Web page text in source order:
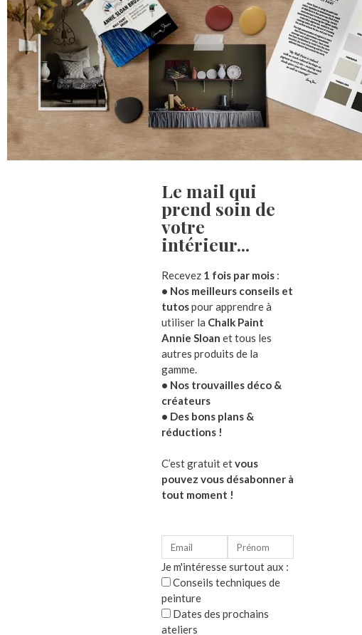
Informations complémentaires
Suspension couronne à accrocheren zinc
Ce qui est chouette avec les décorations de noël en zinc,
intérieur en changeant simplement leur utilisation.
C’est le cas avec cette étonnante couronne à suspendre
sapin pendant les fêtes. Et pourquoi pas des fruits l’été,
Vous pourrez accrocher cette jolie couronne en zinc
Caractéristiques de la suspension couronne :
Optez pour une déco élégante et
Décoration de Noël, Décoration intérieure vintage
Le mail qui
prend soin de
votre
intérieur...​
Recevez 1 fois par mois:
• Nos meilleurs conseils et
tutospour apprendre à
utiliser la Chalk Paint
Annie Sloan et tous les
autres produits de la
gamme.
• Nos trouvailles déco &
créateurs
• Des bons plans &
réductions !
C’est gratuit etvous
pouvez vous désabonner à
tout moment !
Je m'intéresse surtout aux :
Conseils techniques de
peinture
Dates des prochains
ateliers